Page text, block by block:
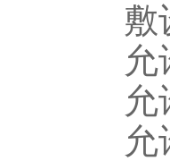
敷
允
允
允